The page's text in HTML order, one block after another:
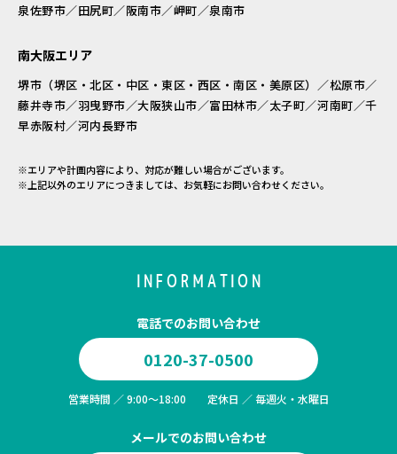
泉佐野市／田尻町／阪南市／岬町／泉南市
南大阪エリア
堺市（堺区・北区・中区・東区・西区・南区・美原区）／松原市／
藤井寺市／羽曳野市／大阪狭山市／富田林市／太子町／河南町／千
早赤阪村／河内長野市
※エリアや計画内容により、対応が難しい場合がございます。
※上記以外のエリアにつきましては、お気軽にお問い合わせください。
INFORMATION
電話でのお問い合わせ
0120-37-0500
営業時間 ／ 9:00～18:00 定休日 ／ 毎週火・水曜日
メールでのお問い合わせ